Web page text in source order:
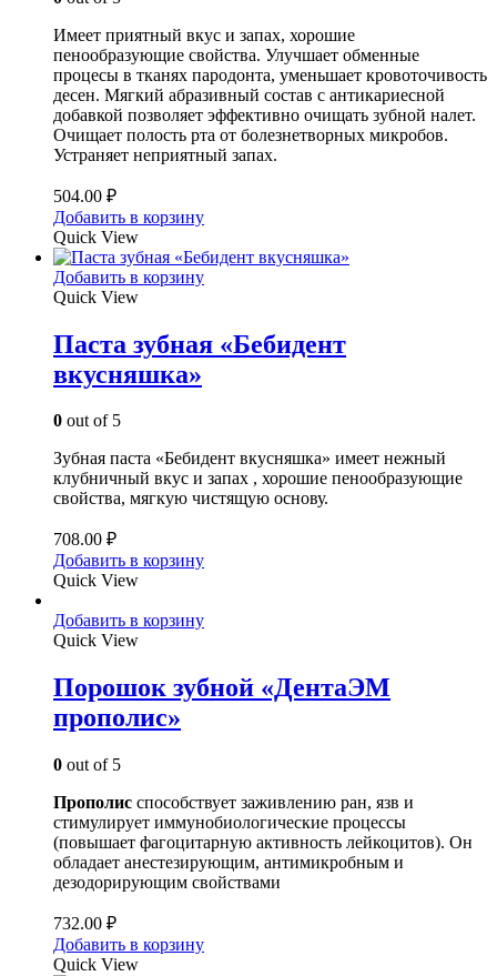
Имеет приятный вкус и запах, хорошие
пенообразующие свойства. Улучшает обменные
процесы в тканях пародонта, уменьшает кровоточивость
десен. Мягкий абразивный состав с антикариесной
добавкой позволяет эффективно очищать зубной налет.
Очищает полость рта от болезнетворных микробов.
Устраняет неприятный запах.
504.00 ₽
Добавить в корзину
Quick View
Добавить в корзину
Quick View
Паста зубная «Бебидент
вкусняшка»
0 out of 5
Зубная паста «Бебидент вкусняшка» имеет нежный
клубничный вкус и запах , хорошие пенообразующие
свойства, мягкую чистящую основу.
708.00 ₽
Добавить в корзину
Quick View
Добавить в корзину
Quick View
Порошок зубной «ДентаЭМ
прополис»
0 out of 5
Прополис способствует заживлению ран, язв и
стимулирует иммунобиологические процессы
(повышает фагоцитарную активность лейкоцитов). Он
обладает анестезирующим, антимикробным и
дезодорирующим свойствами
732.00 ₽
Добавить в корзину
Quick View